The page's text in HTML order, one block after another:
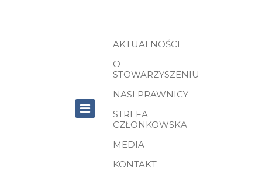
AKTUALNOŚCI
O
STOWARZYSZENIU
NASI PRAWNICY
STREFA
CZŁONKOWSKA
MEDIA
KONTAKT